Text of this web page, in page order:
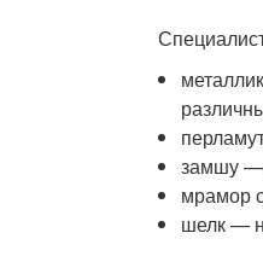
замшу —
мрамор
шелк —